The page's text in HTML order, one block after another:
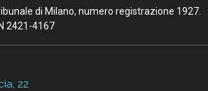
di Milano, numero registrazione 1927.
2421-4167
22